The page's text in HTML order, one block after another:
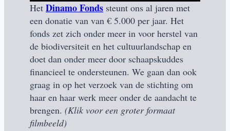
Het Dinamo Fonds steunt ons al jaren met
een donatie van van € 5.000 per jaar. Het
fonds zet zich onder meer in voor herstel van
de biodiversiteit en het cultuur­landschap en
doet dan onder meer door schaapskuddes
financieel te ondersteunen. We gaan dan ook
graag in op het verzoek van de stichting om
haar en haar werk meer onder de aandacht te
brengen. (Klik voor een groter formaat
filmbeeld)